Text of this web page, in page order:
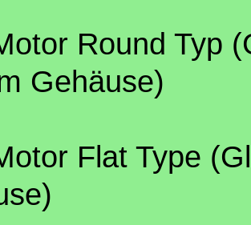
Round Typ
Gehäuse)
Flat Type